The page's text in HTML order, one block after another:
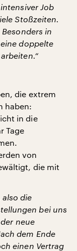
Job
Stoßzeiten.
in
doppelte
die extrem
haben:
in die
Tage
von
die mit
also die
bei uns
neue
dem Ende
einen Vertrag